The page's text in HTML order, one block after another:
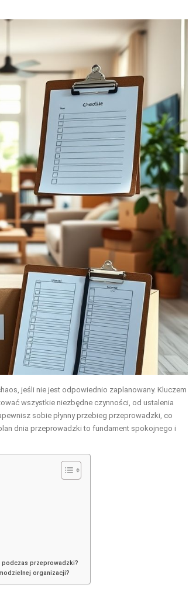
jeśli nie jest odpowiednio zaplanowany. Kluczem
wszystkie niezbędne czynności, od ustalenia
sobie płynny przebieg przeprowadzki, co
dnia przeprowadzki to fundament spokojnego i
podczas przeprowadzki?
organizacji?